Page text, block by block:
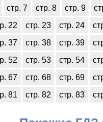
стр. 7 стр. 8 стр. 9
22 стр. 23 стр. 24
37 стр. 38 стр. 39
52 стр. 53 стр. 54
67 стр. 68 стр. 69
81 стр. 82 стр. 83